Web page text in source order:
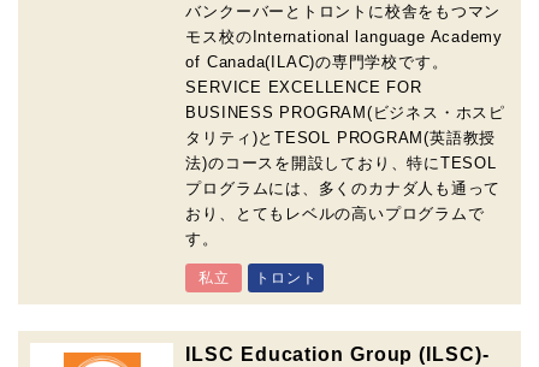
バンクーバーとトロントに校舎をもつマン
モス校のInternational language Academy
of Canada(ILAC)の専門学校です。
SERVICE EXCELLENCE FOR
BUSINESS PROGRAM(ビジネス・ホスピ
タリティ)とTESOL PROGRAM(英語教授
法)のコースを開設しており、特にTESOL
プログラムには、多くのカナダ人も通って
おり、とてもレベルの高いプログラムで
す。
私立 トロント
ILSC Education Group (ILSC)-